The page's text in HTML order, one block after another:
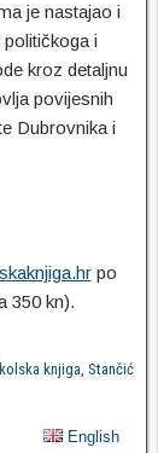
je nastajao i
i
kroz detaljnu
povijesnih
Dubrovnika i
po
350 kn).
knjiga, Stančić
English